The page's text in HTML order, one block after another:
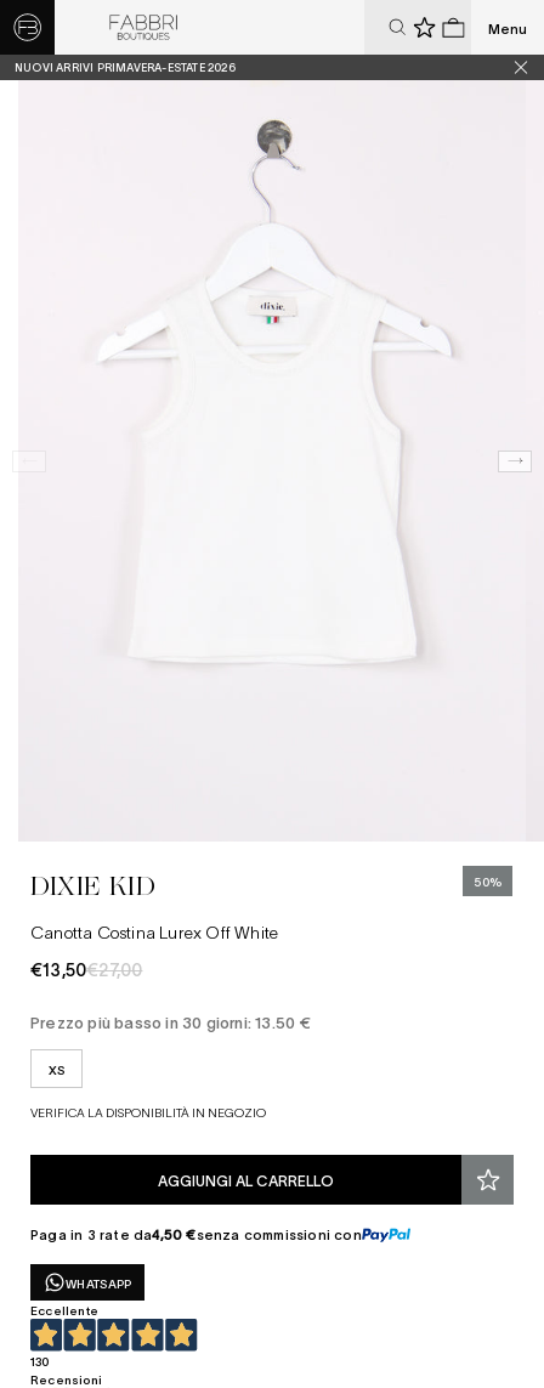
0 0
Menu
NUOVI ARRIVI PRIMAVERA-ESTATE 2026
50%
DIXIE KID
Canotta Costina Lurex Off White
€13,50€27,00
Prezzo più basso in 30 giorni: 13.50 €
XS
VERIFICA LA DISPONIBILITÀ IN NEGOZIO
AGGIUNGI AL CARRELLO
Paga in 3 rate da4,50 €senza commissioni con
WHATSAPP
Eccellente
130
Recensioni